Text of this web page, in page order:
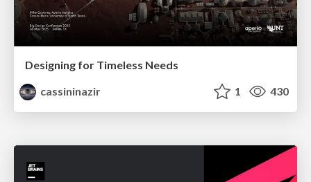
Designing for Timeless Needs
cassininazir
1 430